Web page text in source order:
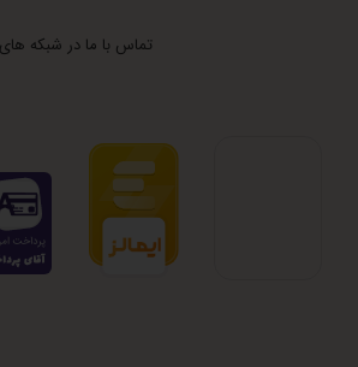
تماس با ما در شبکه